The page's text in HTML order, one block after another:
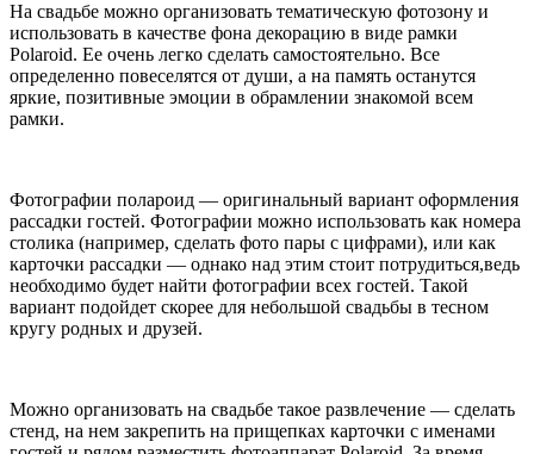
На свадьбе можно организовать тематическую фотозону и
использовать в качестве фона декорацию в виде рамки
Polаroid. Ее очень легко сделать самостоятельно. Все
определенно повеселятся от души, а на память останутся
яркие, позитивные эмоции в обрамлении знакомой всем
рамки.
Фотографии полароид — оригинальный вариант оформления
рассадки гостей. Фотографии можно использовать как номера
столика (например, сделать фото пары с цифрами), или как
карточки рассадки — однако над этим стоит потрудиться,ведь
необходимо будет найти фотографии всех гостей. Такой
вариант подойдет скорее для небольшой свадьбы в тесном
кругу родных и друзей.
Можно организовать на свадьбе такое развлечение — сделать
стенд, на нем закрепить на прищепках карточки с именами